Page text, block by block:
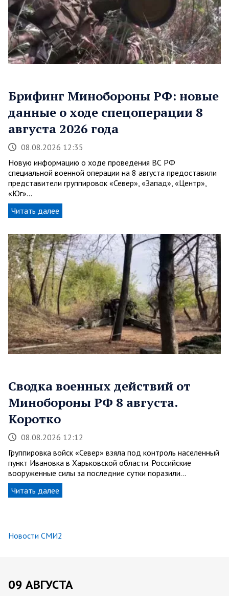
Брифинг Минобороны РФ: новые
данные о ходе спецоперации 8
августа 2026 года
08.08.2026 12:35
Новую информацию о ходе проведения ВС РФ
специальной военной операции на 8 августа предоставили
представители группировок «Север», «Запад», «Центр»,
«Юг»…
Читать далее
Сводка военных действий от
Минобороны РФ 8 августа.
Коротко
08.08.2026 12:12
Группировка войск «Север» взяла под контроль населенный
пункт Ивановка в Харьковской области. Российские
вооруженные силы за последние сутки поразили…
Читать далее
Новости СМИ2
09 АВГУСТА